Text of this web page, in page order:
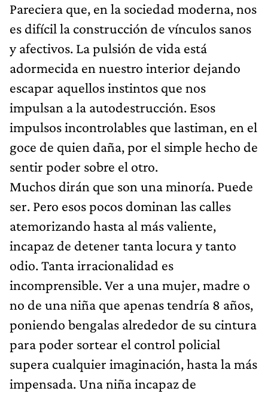
Pareciera que, en la sociedad moderna, nos
es difícil la construcción de vínculos sanos
y afectivos. La pulsión de vida está
adormecida en nuestro interior dejando
escapar aquellos instintos que nos
impulsan a la autodestrucción. Esos
impulsos incontrolables que lastiman, en el
goce de quien daña, por el simple hecho de
sentir poder sobre el otro.
Muchos dirán que son una minoría. Puede
ser. Pero esos pocos dominan las calles
atemorizando hasta al más valiente,
incapaz de detener tanta locura y tanto
odio. Tanta irracionalidad es
incomprensible. Ver a una mujer, madre o
no de una niña que apenas tendría 8 años,
poniendo bengalas alrededor de su cintura
para poder sortear el control policial
supera cualquier imaginación, hasta la más
impensada. Una niña incapaz de